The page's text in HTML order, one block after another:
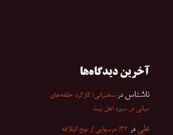
آخرین دیدگاه‌ها
ناشناس در سخنرانی/ کارکرد حلقه‌های
میانی در سیره اهل بیت
علی در ۳۳/ درسهایی از نهج البلاغه